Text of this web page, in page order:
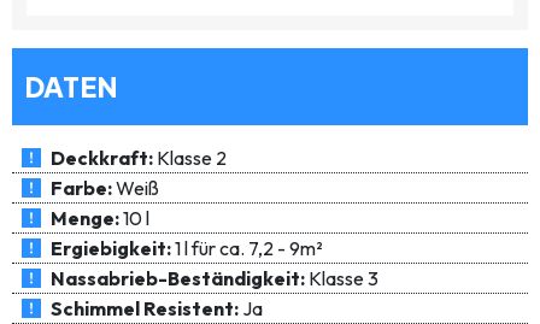
DATEN
Deckkraft: Klasse 2
Farbe:Weiß
Menge:10 l
Ergiebigkeit:1 l für ca. 7,2 - 9m²
Nassabrieb-Beständigkeit: Klasse 3
Schimmel Resistent: Ja